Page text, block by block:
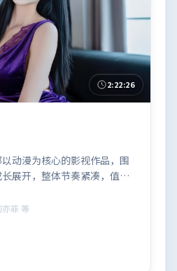
2:22:26
动漫为核心的影视作品，围
展开，整体节奏紧凑，值得
菲 等